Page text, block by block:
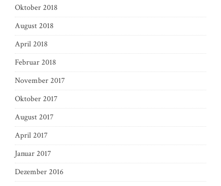
Oktober 2018
August 2018
April 2018
Februar 2018
November 2017
Oktober 2017
August 2017
April 2017
Januar 2017
Dezember 2016